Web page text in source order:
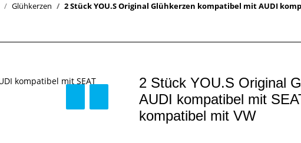
Glühkerzen 2 Stück YOU.S Original Glühkerzen kompatibel mit AUDI
2 Stück YOU.S Original
AUDI kompatibel mit
kompatibel mit VW